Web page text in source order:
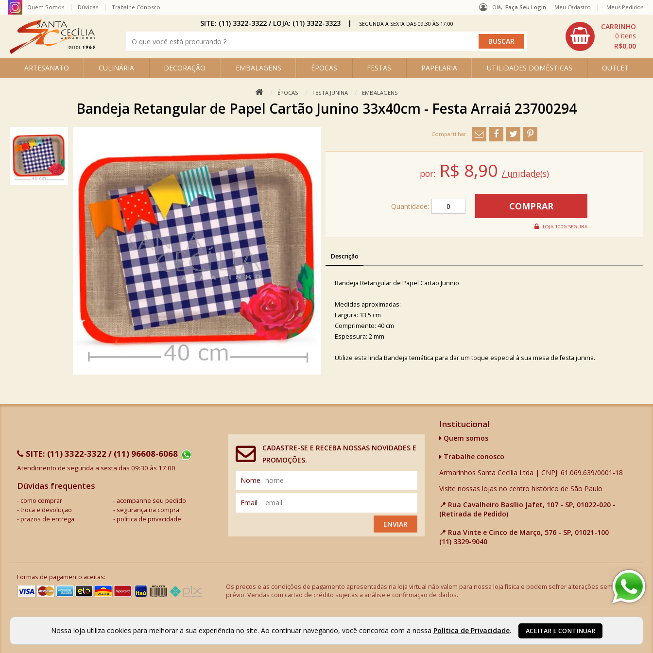
Olá, Faça Seu Login
ARTESANATO CULINÁRIA DECORAÇÃO EMBALAGENS ÉPOCAS FESTAS PAPELARIA UTILIDADES DOMÉSTICAS OUTLET
R$0,00
0
Quem Somos Dúvidas Trabalhe Conosco Meu Cadastro Meus Pedidos
SITE: (11) 3322-3322 / LOJA: (11) 3322-3323 SEGUNDA A SEXTA DAS 09:30 ÀS 17:00
ÉPOCAS FESTA JUNINA EMBALAGENS
Bandeja Retangular de Papel Cartão Junino 33x40cm - Festa Arraiá 23700294
por: R$ 8,90 / unidade(s)
Quantidade:
Descrição
Bandeja Retangular de Papel Cartão Junino
Medidas aproximadas:
Largura: 33,5 cm
Comprimento: 40 cm
Espessura: 2 mm
Utilize esta linda Bandeja temática para dar um toque especial à sua mesa de festa junina.
SITE: (11) 3322-3322 / (11) 96608-6068
Atendimento de segunda a sexta das 09:30 às 17:00
Dúvidas frequentes
como comprar
acompanhe seu pedido
troca e devolução
segurança na compra
prazos de entrega
política de privacidade
CADASTRE-SE E RECEBA NOSSAS NOVIDADES E
PROMOÇÕES.
Nome
Email
ENVIAR
Institucional
Quem somos
Trabalhe conosco
Armarinhos Santa Cecília Ltda | CNPJ: 61.069.639/0001-18
Visite nossas lojas no centro histórico de São Paulo
📍 Rua Cavalheiro Basílio Jafet, 107 - SP, 01022-020 -
(Retirada de Pedido)
📍 Rua Vinte e Cinco de Março, 576 - SP, 01021-100
(11) 3329-9040
Formas de pagamento aceitas:
Os preços e as condições de pagamento apresentadas na loja virtual não valem para nossa loja física e podem sofrer alterações sem aviso
prévio. Vendas com cartão de crédito sujeitas a análise e confirmação de dados.
Nossa loja utiliza cookies para melhorar a sua experiência no site. Ao continuar navegando, você concorda com a nossa Política de Privacidade. ACEITAR E CONTINUAR